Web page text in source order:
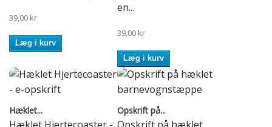
39,00 kr
Læg i kurv
en...
39,00 kr
Læg i kurv
Hæklet... Opskrift på...